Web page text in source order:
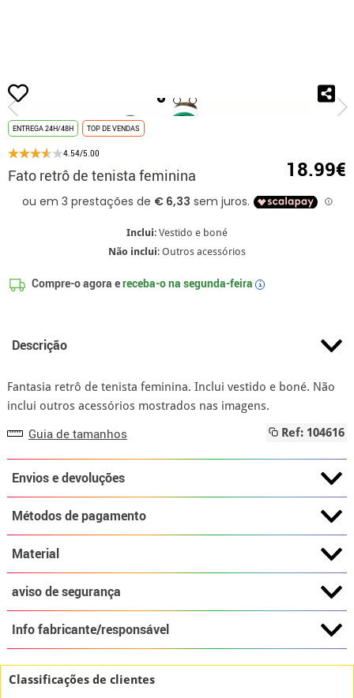
início
ENTREGA 24H/48H TOP DE VENDAS
4.54/5.00
Fato retrô de tenista feminina 18.99€
Inclui: Vestido e boné
Não inclui: Outros acessórios
Compre-o agora ereceba-o na segunda-feira i
Descrição
Fantasia retrô de tenista feminina. Inclui vestido e boné. Não
inclui outros acessórios mostrados nas imagens.
Guia de tamanhos Ref: 104616
Envios e devoluções
Métodos de pagamento
Material
aviso de segurança
Info fabricante/responsável
Classificações de clientes